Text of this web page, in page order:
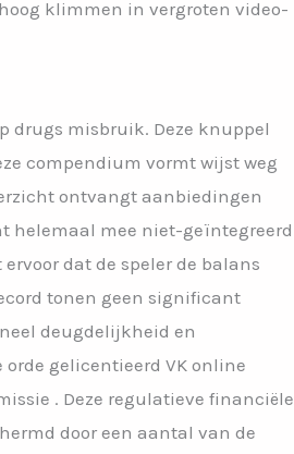
klimmen in vergroten video-
drugs misbruik. Deze knuppel
compendium vormt wijst weg
ontvangt aanbiedingen
helemaal mee niet-geïntegreerd
dat de speler de balans
​​tonen geen significant
deugdelijkheid en
gelicentieerd VK online
. Deze regulatieve financiële
door een aantal van de